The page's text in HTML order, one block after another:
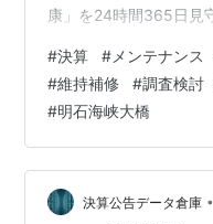
康」を24時間365日見
絡高速道路（JB本四高
高速道路ブリッジエン
大動脈を守る技術者集
会的な使命と、自己資
盤の秘密に迫ります。
計: 7,681百万円 (約77…
#決算 # メンテナンス
#維持補修 #調査検討
#明石海峡大橋
決算公告データ倉庫 •